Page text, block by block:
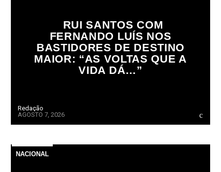
RUI SANTOS COM
FERNANDO LUÍS NOS
BASTIDORES DE DESTINO
MAIOR: “AS VOLTAS QUE A
VIDA DÁ…”
Redação
AGOSTO 7, 2026
NACIONAL